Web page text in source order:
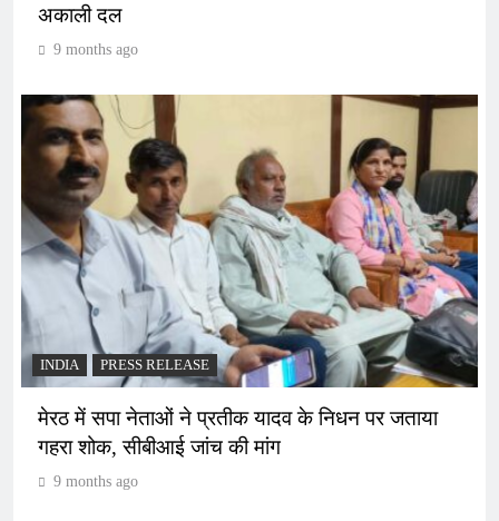
अकाली दल
9 months ago
INDIA PRESS RELEASE
मेरठ में सपा नेताओं ने प्रतीक यादव के निधन पर जताया
गहरा शोक, सीबीआई जांच की मांग
9 months ago